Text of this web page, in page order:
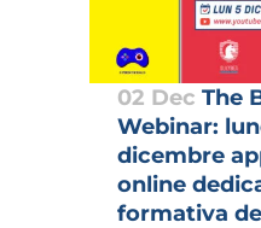
02 Dec The
Webinar:
dicembre
online
formativa